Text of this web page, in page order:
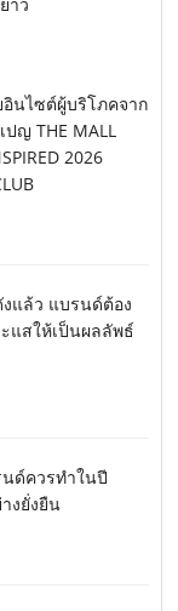
าว
อินไซต์ผู้บริโภคจาก
ญ THE MALL
2026
แล้ว แบรนด์ต้อง
แสให้เป็นผลลัพธ์
ด์ควรทำในปี
งยั่งยืน